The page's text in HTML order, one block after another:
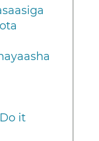
it